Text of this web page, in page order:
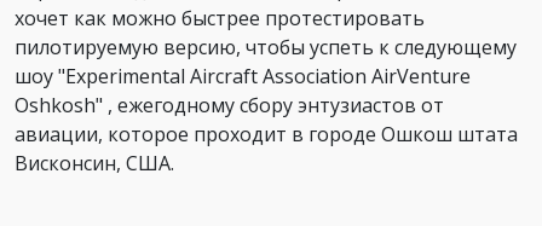
хочет как можно быстрее протестировать
пилотируемую версию, чтобы успеть к следующему
шоу "Experimental Aircraft Association AirVenture
Oshkosh" , ежегодному сбору энтузиастов от
авиации, которое проходит в городе Ошкош штата
Висконсин, США.